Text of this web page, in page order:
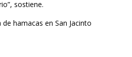
sostiene.